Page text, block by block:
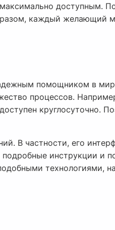
доступным.
каждый желающий
помощником в
процессов.
круглосуточно.
В частности, его
подробные инструкции и
технологиями,